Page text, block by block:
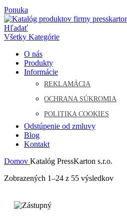
Ponuka
Hľadať
Všetky Kategórie
O nás
Produkty
Informácie
REKLAMÁCIA
OCHRANA SÚKROMIA
POLITIKA COOKIES
Odstúpenie od zmluvy
Blog
Kontakt
Domov Katalóg PressKarton s.r.o.
Zobrazených 1–24 z 55 výsledkov